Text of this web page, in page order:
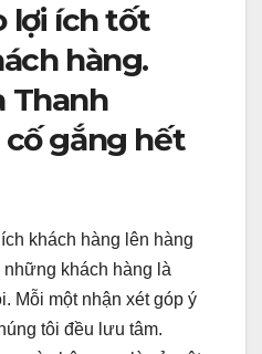
lợi ích tốt
hàng.
Thanh
gắng hết
khách hàng lên hàng
khách hàng là
Mỗi một nhận xét góp ý
tôi đều lưu tâm.